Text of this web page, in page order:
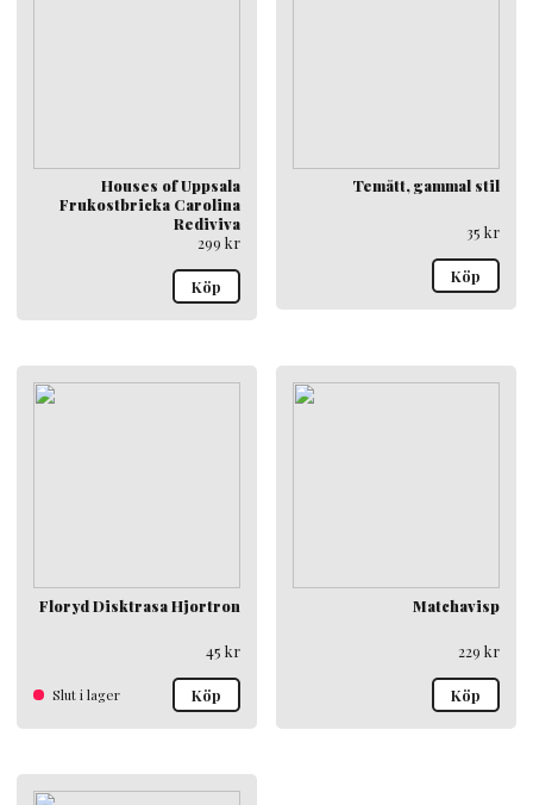
Houses of Uppsala
Frukostbricka Carolina
Rediviva
299 kr
Köp
Temått, gammal stil
35 kr
Köp
Floryd Disktrasa Hjortron
45 kr
Slut i lager Köp
Matchavisp
229 kr
Köp